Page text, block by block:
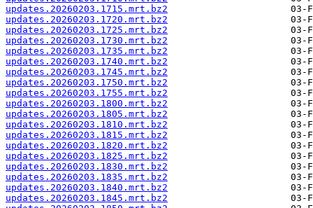
updates.20260203.1715.mrt.bz2
updates.20260203.1720.mrt.bz2
updates.20260203.1725.mrt.bz2
updates.20260203.1730.mrt.bz2
updates.20260203.1735.mrt.bz2
updates.20260203.1740.mrt.bz2
updates.20260203.1745.mrt.bz2
updates.20260203.1750.mrt.bz2
updates.20260203.1755.mrt.bz2
updates.20260203.1800.mrt.bz2
updates.20260203.1805.mrt.bz2
updates.20260203.1810.mrt.bz2
updates.20260203.1815.mrt.bz2
updates.20260203.1820.mrt.bz2
updates.20260203.1825.mrt.bz2
updates.20260203.1830.mrt.bz2
updates.20260203.1835.mrt.bz2
updates.20260203.1840.mrt.bz2
updates.20260203.1845.mrt.bz2